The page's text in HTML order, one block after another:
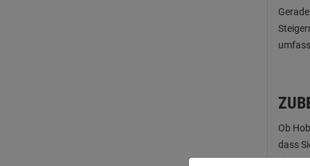
Ob
dass
einem